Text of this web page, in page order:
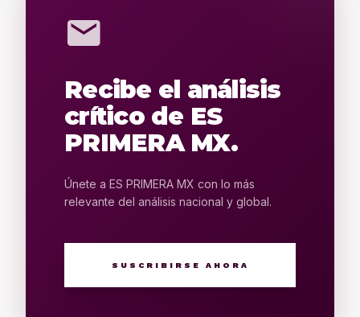
mail
Recibe el análisis
crítico de ES
PRIMERA MX.
Únete a ES PRIMERA MX con lo más
relevante del análisis nacional y global.
SUSCRIBIRSE AHORA